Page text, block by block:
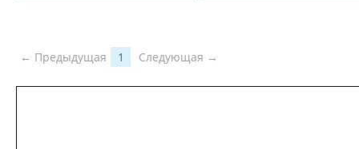
← Предыдущая 1 Следующая →